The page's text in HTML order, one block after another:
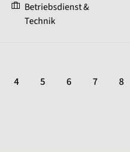
Betriebsdienst &
Technik
4 5 6 7 8